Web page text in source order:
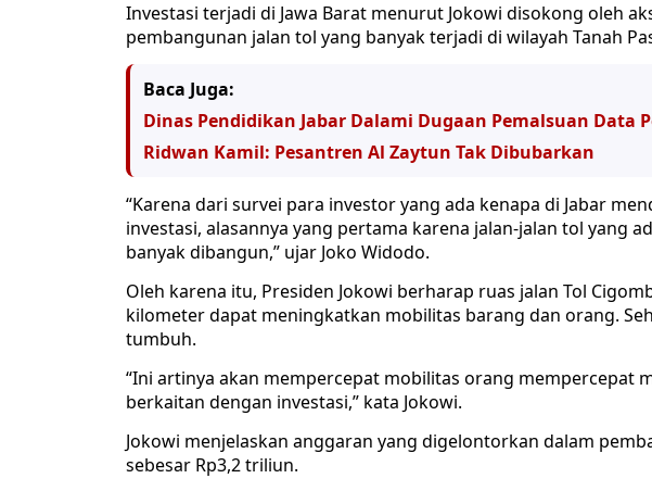
Investasi terjadi di Jawa Barat menurut Jokowi disokong oleh
pembangunan jalan tol yang banyak terjadi di wilayah Tanah
Baca Juga:
Dinas Pendidikan Jabar Dalami Dugaan Pemalsuan Data
Ridwan Kamil: Pesantren Al Zaytun Tak Dibubarkan
“Karena dari survei para investor yang ada kenapa di Jabar
investasi, alasannya yang pertama karena jalan-jalan tol yang
banyak dibangun,” ujar Joko Widodo.
Oleh karena itu, Presiden Jokowi berharap ruas jalan Tol
kilometer dapat meningkatkan mobilitas barang dan orang.
tumbuh.
“Ini artinya akan mempercepat mobilitas orang mempercepat
berkaitan dengan investasi,” kata Jokowi.
Jokowi menjelaskan anggaran yang digelontorkan dalam
sebesar Rp3,2 triliun.